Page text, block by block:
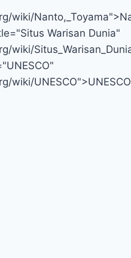
wiki/
Warisan Dunia"
wiki/
wiki/